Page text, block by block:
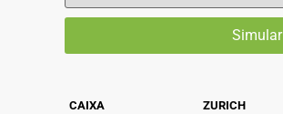
CAIXA ZURICH